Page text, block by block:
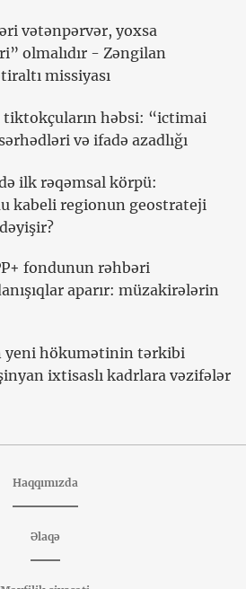
vətənpərvər, yoxsa
olmalıdır - Zəngilan
missiyası
tiktokçuların həbsi: “ictimai
və ifadə azadlığı
ilk rəqəmsal körpü:
kabeli regionun geostrateji
fondunun rəhbəri
aparır: müzakirələrin
yeni hökumətinin tərkibi
ixtisaslı kadrlara vəzifələr
Haqqımızda
Əlaqə